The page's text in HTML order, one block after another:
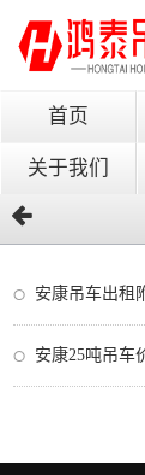
首页
关于我们
安康吊车出租